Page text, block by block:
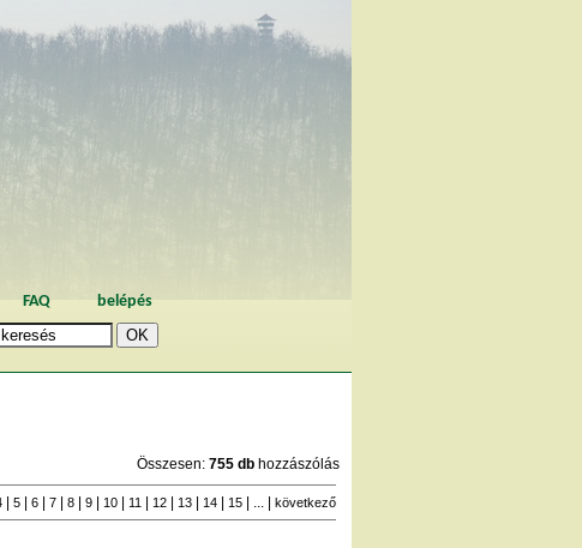
FAQ belépés
Összesen: 755 db hozzászólás
5 6 7 8 9 10 11 12 13 14 15 | ... | következő